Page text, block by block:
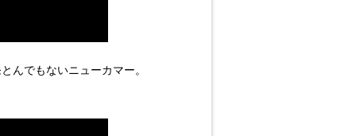
んでもないニューカマー。